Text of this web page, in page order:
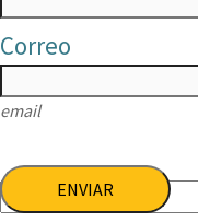
Correo
email
ENVIAR